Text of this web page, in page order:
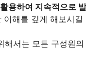
용하여 지속적으로
해를 깊게 해보시길
서는 모든 구성원